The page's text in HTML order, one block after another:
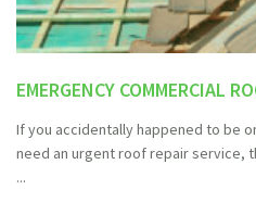
EMERGENCY COMMERCIAL
If you accidentally happened to be
need an urgent roof repair service,